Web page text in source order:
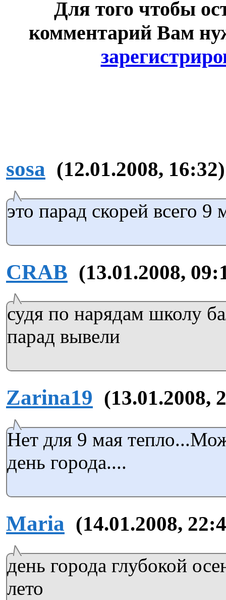
Для того чтобы
комментарий Вам
sosa (12.01.2008, 16:32)
это парад скорей всего 9
CRAB (13.01.2008,
судя по нарядам школу
парад вывели
Zarina19 (13.01.2008,
Нет для 9 мая
день города....
Maria (14.01.2008,
день города глубокой
лето